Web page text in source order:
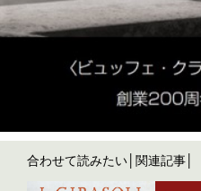
合わせて読みたい│関連記事│